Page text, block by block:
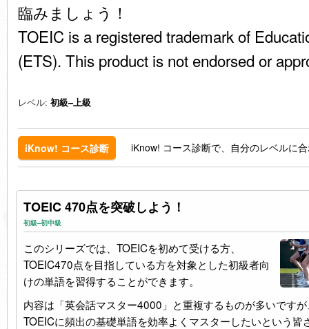
臨みましょう！
TOEIC is a registered trademark of
(ETS). This product is not endorsed or
レベル: 初級–上級
iKnow! コース診断 iKnow! コース診断で、自分のレベルに
TOEIC 470点を突破しよう！
初級–初中級
このシリーズでは、TOEICを初めて受ける方、
TOEIC470点を目指している方を対象とした初級者向
けの単語を習得することができます。
内容は「英会話マスター4000」と重複するものが多いです
TOEICに頻出の基礎単語を効率よくマスターしたいという皆